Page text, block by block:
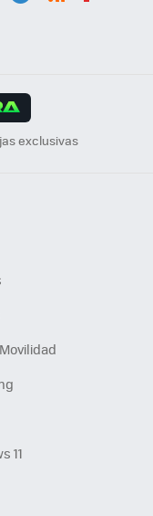
exclusivas
11